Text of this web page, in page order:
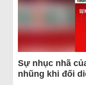
Sự nhục nhã
nhũng khi đối